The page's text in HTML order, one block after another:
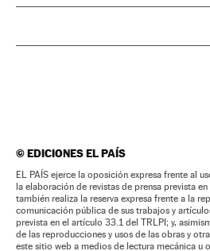
©EDICIONES EL PAÍS
EL PAÍS ejerce la oposición expresa frente al
la elaboración de revistas de prensa prevista
también realiza la reserva expresa frente a la
comunicación pública de sus trabajos y
prevista en el artículo 33.1 del TRLPI; y,
de las reproducciones y usos de las obras y
este sitio web a medios de lectura mecánica u